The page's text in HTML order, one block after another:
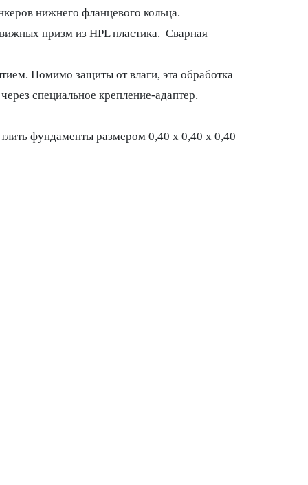
нижнего фланцевого кольца.
призм из HPL пластика. Сварная
Помимо защиты от влаги, эта обработка
специальное крепление-адаптер.
фундаменты размером 0,40 х 0,40 х 0,40